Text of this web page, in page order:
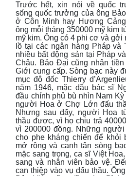
Trước hết, xin nói về quốc
sống quốc trưởng của ông
ở Côn Minh hay Hương
ông mỗi tháng 350000 mỹ kim
mỹ kim. Ông có 4 phi cơ và gởi
lồ tại các ngân hàng Pháp và
nhiều bất động sản tại Pháp
Châu. Bảo Đại cũng nhận
Giới cung cấp. Sòng bạc này
mục đô đốc Thierry
năm 1946, mặc dầu bác sĩ
đầu chính phủ bù nhìn Nam
người Hoa ở Chợ Lớn đấu
Nhưng sau đấy, người Hoa
thầu được, vì họ chịu trả
vì 200000 đồng. Những người
cho phe kháng chiến để khỏi
mở rộng và canh tân sòng
mặc sang trọng, ca sĩ Việt
sang và nhân viên bảo vệ.
can thiệp vào vụ đấu thầu.